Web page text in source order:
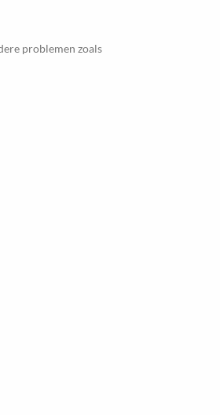
problemen zoals